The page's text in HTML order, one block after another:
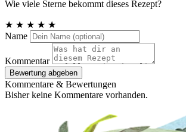
Wie viele Sterne bekommt dieses Rezept?
★ ★ ★ ★ ★
Name
Kommentar
Bewertung abgeben
Kommentare & Bewertungen
Bisher keine Kommentare vorhanden.